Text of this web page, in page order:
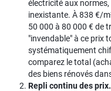
électricité aux
inexistante. À 838 €/
50 000 à 80 000 € de
"invendable" à ce prix
systématiquement
comparez le total
des biens rénovés
Repli continu des prix.